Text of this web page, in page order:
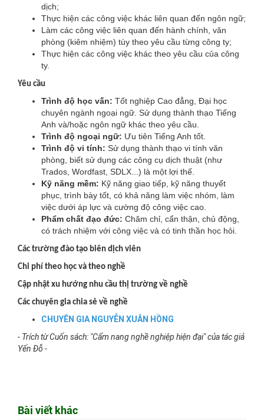
dịch;
Thực hiện các công việc khác liên quan đến ngôn ngữ;
Làm các công việc liên quan đến hành chính, văn
phòng (kiêm nhiệm) tùy theo yêu cầu từng công ty;
Thực hiện các công việc khác theo yêu cầu của công
ty.
Yêu cầu
Trình độ học vấn: Tốt nghiệp Cao đẳng, Đại học
chuyên ngành ngoại ngữ. Sử dụng thành thạo Tiếng
Anh và/hoặc ngôn ngữ khác theo yêu cầu.
Trình độ ngoại ngữ: Ưu tiên Tiếng Anh tốt.
Trình độ vi tính: Sử dụng thành thạo vi tính văn
phòng, biết sử dụng các công cụ dịch thuật (như
Trados, Wordfast, SDLX...) là một lợi thế.
Kỹ năng mềm: Kỹ năng giao tiếp, kỹ năng thuyết
phục, trình bày tốt, có khả năng làm việc nhóm, làm
việc dưới áp lực và cường độ công việc cao.
Phẩm chất đạo đức: Chăm chỉ, cẩn thận, chủ động,
có trách nhiệm với công việc và có tinh thần học hỏi.
Các trường đào tạo biên dịch viên
Chi phí theo học và theo nghề
Cập nhật xu hướng nhu cầu thị trường về nghề
Các chuyên gia chia sẻ về nghề
CHUYÊN GIA NGUYỄN XUÂN HỒNG
- Trích từ Cuốn sách: "Cẩm nang nghề nghiệp hiện đại" của tác giả
Yến Đỗ -
Bài viết khác